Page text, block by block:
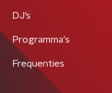
DJ’s
Programma's
Frequenties